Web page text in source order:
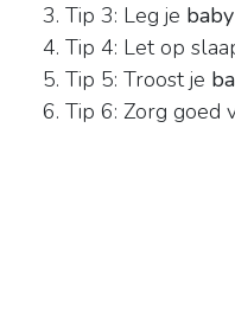
Tip 3: Leg je baby
Tip 4: Let op
Tip 5: Troost je
Tip 6: Zorg goed